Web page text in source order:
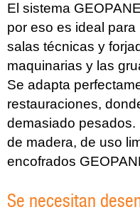
El sistema
por eso es ideal
salas técnicas y
maquinarias y las
Se adapta
restauraciones,
demasiado
de madera, de uso
encofrados
Se necesitan